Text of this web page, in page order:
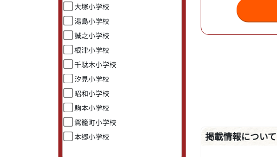
大塚小学校
湯島小学校
誠之小学校
根津小学校
千駄木小学校
汐見小学校
昭和小学校
駒本小学校
駕籠町小学校
本郷小学校
掲載情報について